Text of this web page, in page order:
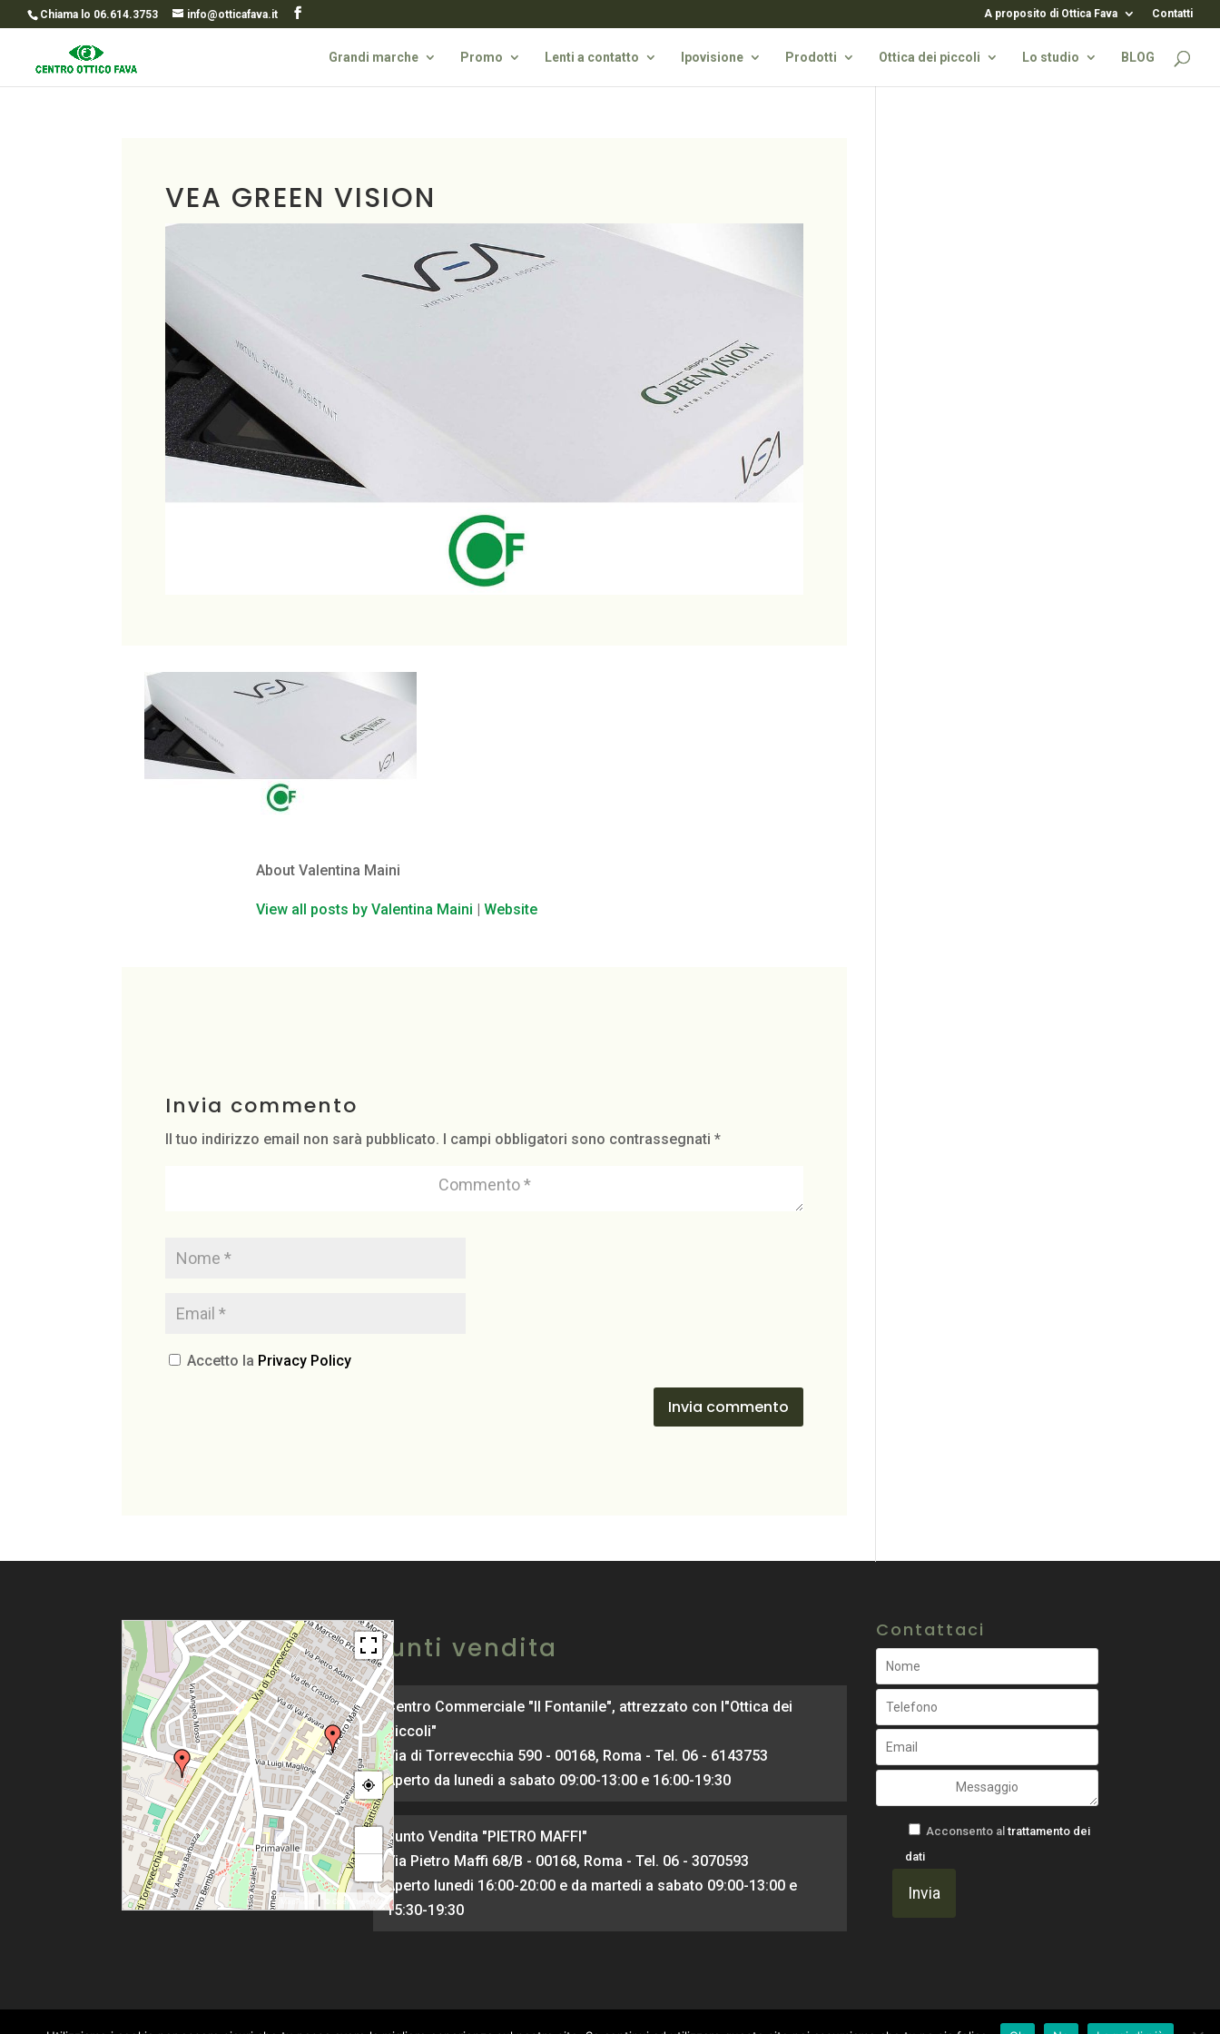
Chiama lo 06.614.3753 info@otticafava.it A proposito di Ottica Fava Contatti
Grandi marche Promo Lenti a contatto Ipovisione Prodotti Ottica dei piccoli Lo studio BLOG
VEA GREEN VISION
About Valentina Maini
View all posts by Valentina Maini |Website
Invia commento
Il tuo indirizzo email non sarà pubblicato. I campi obbligatori sono contrassegnati*
Accetto la Privacy Policy
© OpenStreetMap
Punti vendita
Centro Commerciale "Il Fontanile", attrezzato con l"Ottica dei
Piccoli"
Via di Torrevecchia 590 - 00168, Roma - Tel. 06 - 6143753
Aperto da lunedi a sabato 09:00-13:00 e 16:00-19:30
Punto Vendita "PIETRO MAFFI"
Via Pietro Maffi 68/B - 00168, Roma - Tel. 06 - 3070593
Aperto lunedi 16:00-20:00 e da martedi a sabato 09:00-13:00 e
15:30-19:30
Contattaci
Acconsento al trattamento dei
dati